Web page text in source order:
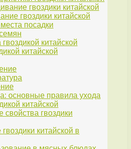
гвоздики китайской
гвоздики китайской
посадки
гвоздикой китайской
китайской
основные правила ухода
китайской
свойства гвоздики
китайской в